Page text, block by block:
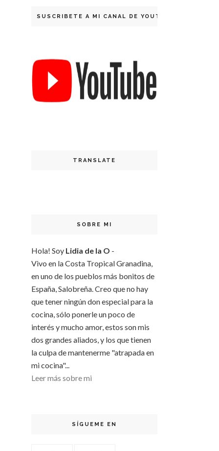
SUSCRIBETE A MI CANAL DE YOUTUBE
TRANSLATE
SOBRE MI
Hola! Soy Lidia de la O -
Vivo en la Costa Tropical Granadina,
en uno de los pueblos más bonitos de
España, Salobreña. Creo que no hay
que tener ningún don especial para la
cocina, sólo ponerle un poco de
interés y mucho amor, estos son mis
dos grandes aliados, y los que tienen
la culpa de mantenerme "atrapada en
mi cocina"...
Leer más sobre mi
SÍGUEME EN